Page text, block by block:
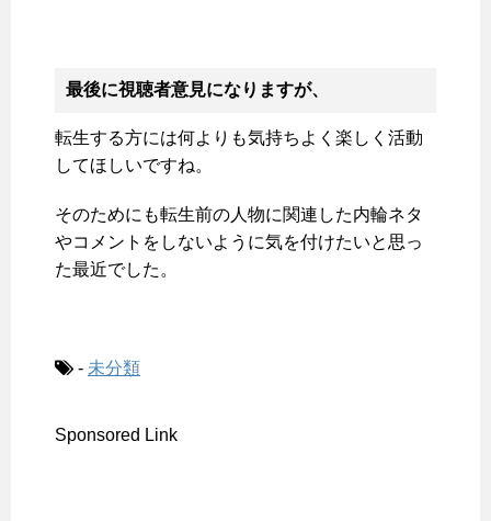
最後に視聴者意見になりますが、
転生する方には何よりも気持ちよく楽しく活動
してほしいですね。
そのためにも転生前の人物に関連した内輪ネタ
やコメントをしないように気を付けたいと思っ
た最近でした。
- 未分類
Sponsored Link